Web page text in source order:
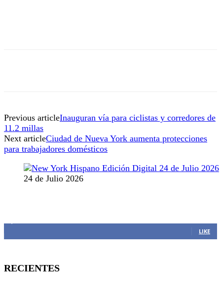
Previous articleInauguran vía para ciclistas y corredores de
11.2 millas
Next articleCiudad de Nueva York aumenta protecciones
para trabajadores domésticos
24 de Julio 2026
LIKE
RECIENTES